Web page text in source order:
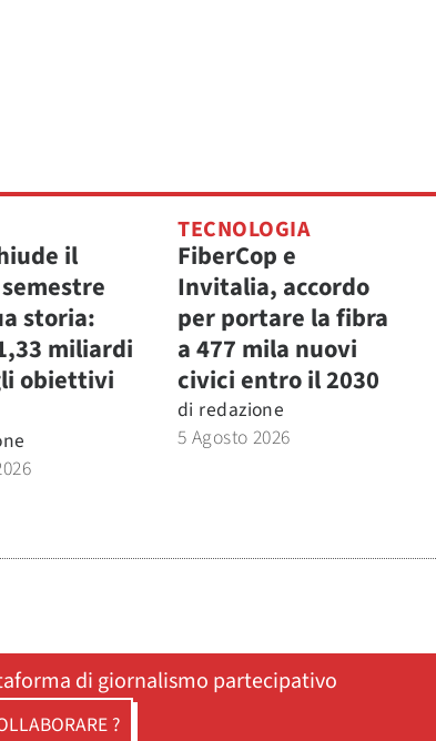
il
storia:
miliardi
obiettivi
TECNOLOGIA
FiberCop e
Invitalia, accordo
per portare la fibra
a 477 mila nuovi
civici entro il 2030
di redazione
5 Agosto 2026
di giornalismo partecipativo
?